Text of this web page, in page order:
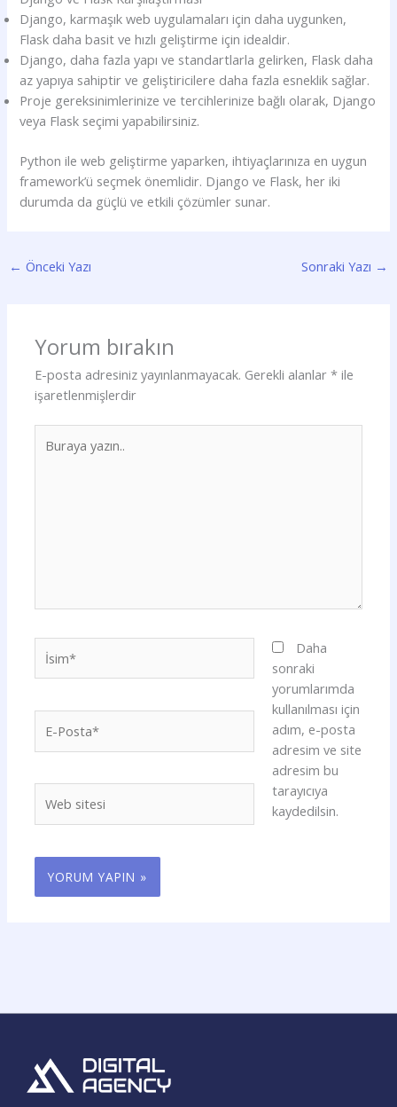
Django, karmaşık web uygulamaları için daha uygunken,
Flask daha basit ve hızlı geliştirme için idealdir.
Django, daha fazla yapı ve standartlarla gelirken, Flask daha
az yapıya sahiptir ve geliştiricilere daha fazla esneklik sağlar.
Proje gereksinimlerinize ve tercihlerinize bağlı olarak, Django
veya Flask seçimi yapabilirsiniz.
Python ile web geliştirme yaparken, ihtiyaçlarınıza en uygun
framework’ü seçmek önemlidir. Django ve Flask, her iki
durumda da güçlü ve etkili çözümler sunar.
← Önceki Yazı Sonraki Yazı →
Yorum bırakın
E-posta adresiniz yayınlanmayacak. Gerekli alanlar* ile
işaretlenmişlerdir
yazın..
Posta*
sitesi
Daha
sonraki
yorumlarımda
kullanılması için
adım, e-posta
adresim ve site
adresim bu
tarayıcıya
kaydedilsin.